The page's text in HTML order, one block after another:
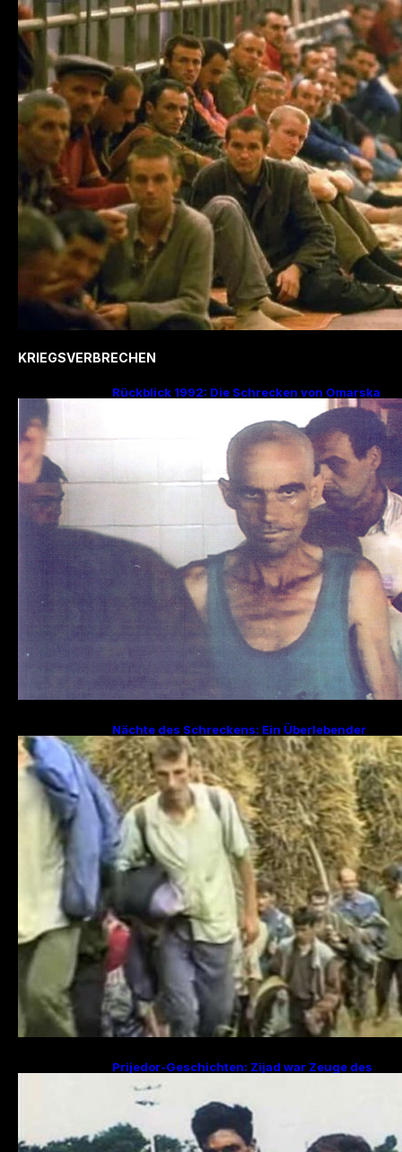
KRIEGSVERBRECHEN
Rückblick 1992: Die Schrecken von Omarska
– Ein düsteres Kapitel im Bosnienkrieg
Nächte des Schreckens: Ein Überlebender
erzählt von den Julitagen 1995 in Srebrenica
Prijedor-Geschichten: Zijad war Zeuge des
sucht Frau und zwei Kinder